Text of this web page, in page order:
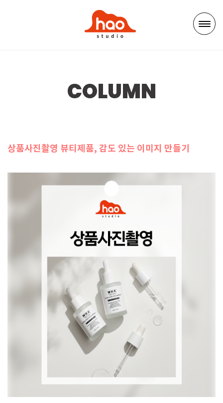
COLUMN
상품사진촬영 뷰티제품, 감도 있는 이미지 만들기